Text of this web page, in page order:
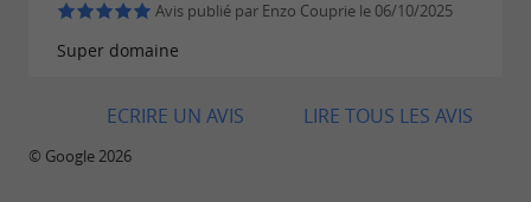
Avis publié par Enzo Couprie le 06/10/2025
Super domaine
LIRE TOUS LES AVIS
ECRIRE UN AVIS
© Google 2026